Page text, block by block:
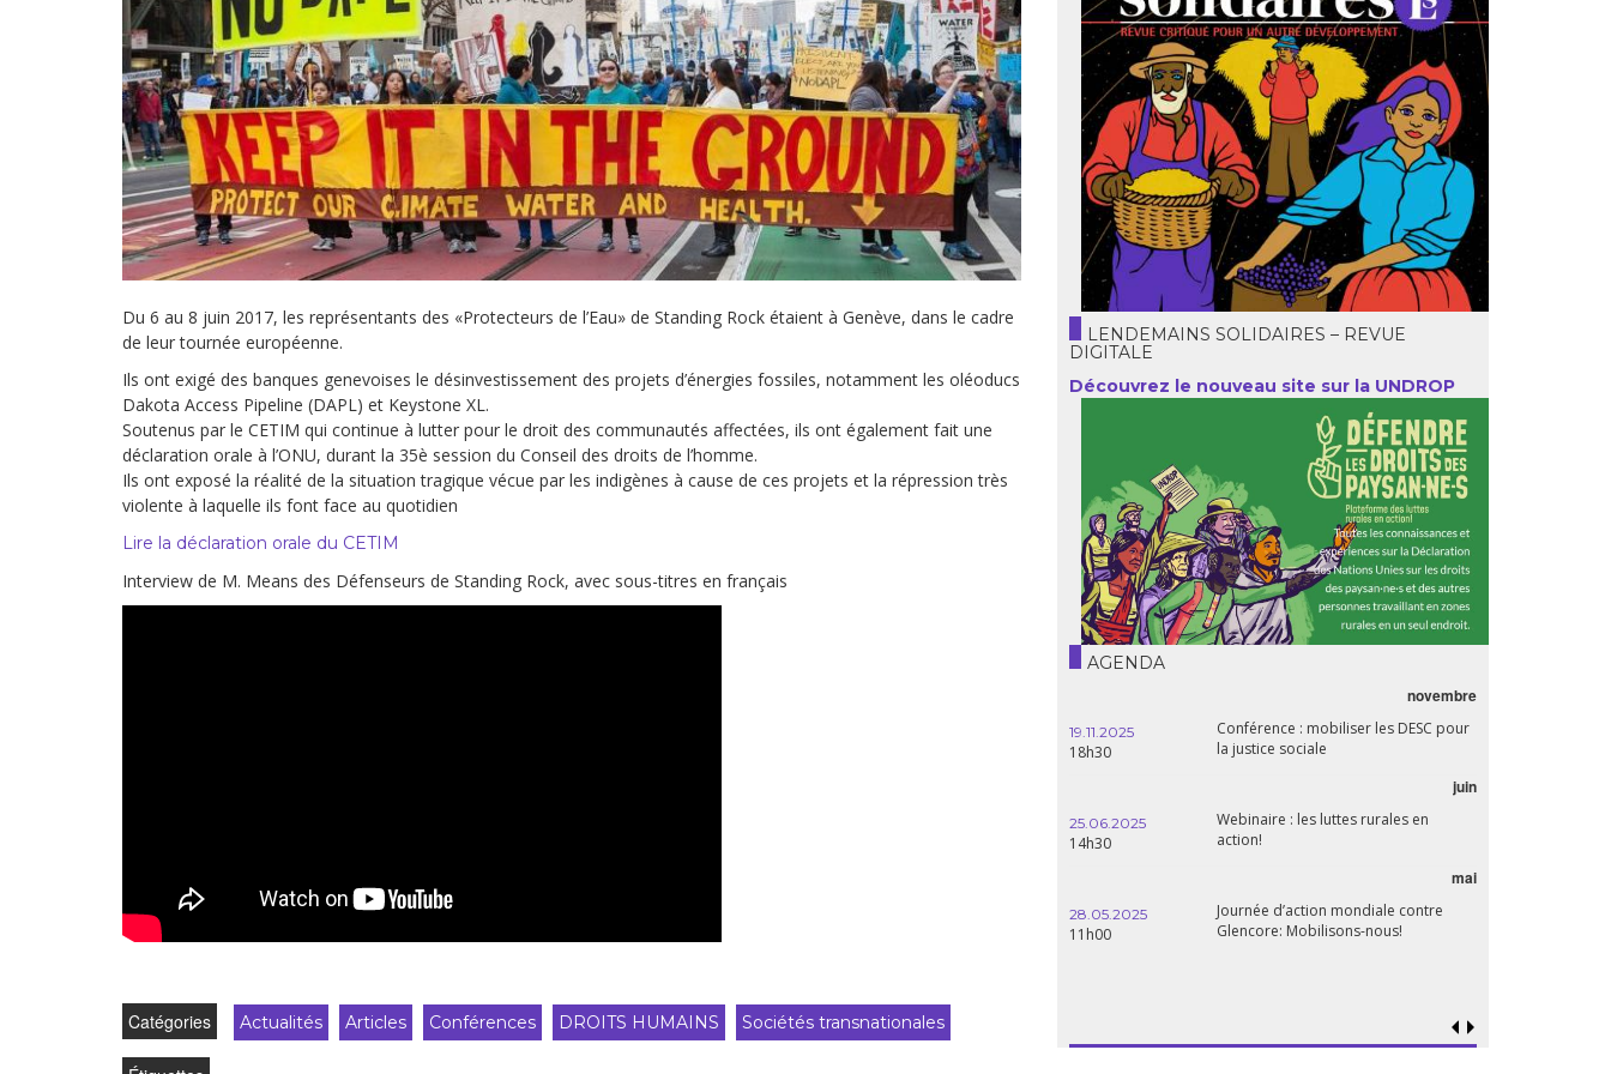
Droit au
développement
Par pays Argentine
Bolivie
Brésil
Chili
Espagne
Guatemala
Turquie
Venezuela
Déclarations à l’ONU
Conférences
Archives à
disposition
Cahiers critiques
Diffusion librairies
Du 6 au 8 juin 2017, les représentants des «Protecteurs de l’Eau» de Standing Rock étaient à Genève, dans le cadre
de leur tournée européenne.
Ils ont exigé des banques genevoises le désinvestissement des projets d’énergies fossiles, notamment les oléoducs
Dakota Access Pipeline (DAPL) et Keystone XL.
Soutenus par le CETIM qui continue à lutter pour le droit des communautés affectées, ils ont également fait une
déclaration orale à l’ONU, durant la 35è session du Conseil des droits de l’homme.
Ils ont exposé la réalité de la situation tragique vécue par les indigènes à cause de ces projets et la répression très
violente à laquelle ils font face au quotidien
Lire la déclaration orale du CETIM
Interview de M. Means des Défenseurs de Standing Rock, avec sous-titres en français
Catégories Actualités Articles Conférences DROITS HUMAINS Sociétés transnationales
LENDEMAINS SOLIDAIRES – REVUE
DIGITALE
Découvrez le nouveau site sur la UNDROP
AGENDA
novembre
19.11.2025
18h30
Conférence : mobiliser les DESC pour
la justice sociale
juin
25.06.2025
14h30
Webinaire : les luttes rurales en
action!
mai
28.05.2025
11h00
Journée d’action mondiale contre
Glencore: Mobilisons-nous!